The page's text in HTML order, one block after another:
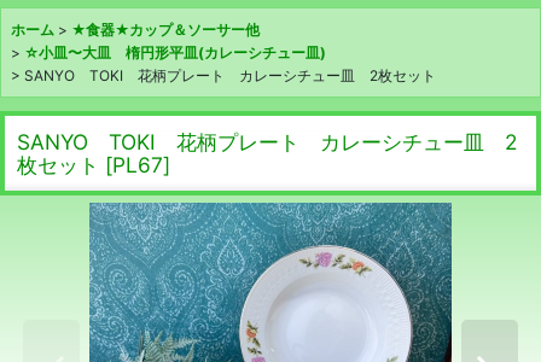
ホーム > ★食器★カップ＆ソーサー他
> ☆小皿〜大皿 楕円形平皿(カレーシチュー皿)
> SANYO TOKI 花柄プレート カレーシチュー皿 2枚セット
SANYO TOKI 花柄プレート カレーシチュー皿 2
枚セット [PL67]